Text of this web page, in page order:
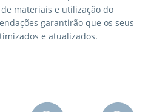
materiais e utilização do
garantirão que os seus
e atualizados.